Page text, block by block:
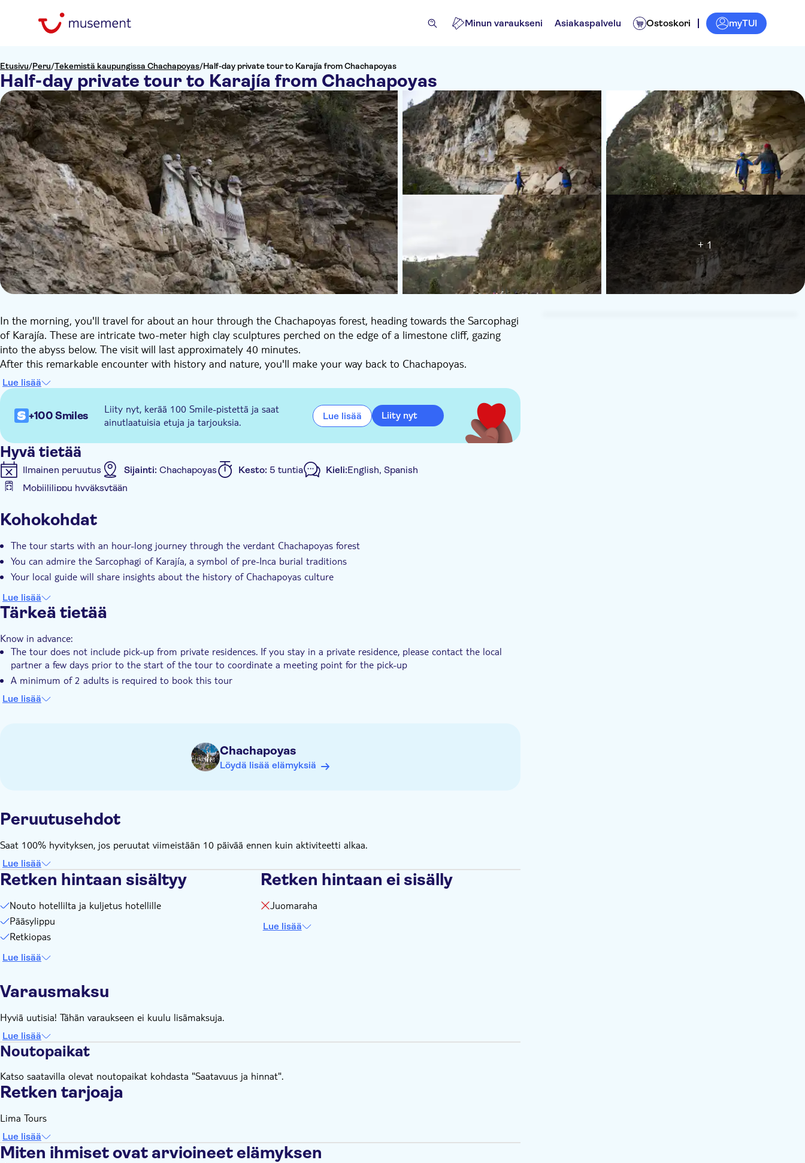
Minun varaukseni Asiakaspalvelu Ostoskori myTUI
Etusivu/Peru/Tekemistä kaupungissa Chachapoyas/Half-day private tour to Karajía from Chachapoyas
Half-day private tour to Karajía from Chachapoyas
+ 1
In the morning, you'll travel for about an hour through the Chachapoyas forest, heading towards the Sarcophagi
of Karajía. These are intricate two-meter high clay sculptures perched on the edge of a limestone cliff, gazing
into the abyss below. The visit will last approximately 40 minutes.
After this remarkable encounter with history and nature, you'll make your way back to Chachapoyas.
Lue lisää
+100 Smiles
Liity nyt, kerää 100 Smile-pistettä ja saat
ainutlaatuisia etuja ja tarjouksia.
Lue lisää Liity nyt
Hyvä tietää
Ilmainen peruutus Sijainti: Chachapoyas Kesto: 5 tuntia Kieli:English, Spanish
Mobiililippu hyväksytään
Välitön vahvistus
Kohokohdat
The tour starts with an hour-long journey through the verdant Chachapoyas forest
You can admire the Sarcophagi of Karajía, a symbol of pre-Inca burial traditions
Your local guide will share insights about the history of Chachapoyas culture
Lue lisää
Tärkeä tietää
Know in advance:
The tour does not include pick-up from private residences. If you stay in a private residence, please contact the local
partner a few days prior to the start of the tour to coordinate a meeting point for the pick-up
A minimum of 2 adults is required to book this tour
Admission to the Sarcophagi of Karajía is included
Minimum age to join the tour is 3 years. Children must be accompanied by adults
Local currency (Peruvian Sol) for drinks, snacks, and tips
Lue lisää
Chachapoyas
Löydä lisää elämyksiä
Peruutusehdot
Saat 100% hyvityksen, jos peruutat viimeistään 10 päivää ennen kuin aktiviteetti alkaa.
Lue lisää
Retken hintaan sisältyy
Nouto hotellilta ja kuljetus hotellille
Pääsylippu
Retkiopas
Lue lisää
Retken hintaan ei sisälly
Juomaraha
Lue lisää
Varausmaksu
Hyviä uutisia! Tähän varaukseen ei kuulu lisämaksuja.
Lue lisää
Noutopaikat
Katso saatavilla olevat noutopaikat kohdasta "Saatavuus ja hinnat".
Retken tarjoaja
Lima Tours
Lue lisää
Miten ihmiset ovat arvioineet elämyksen